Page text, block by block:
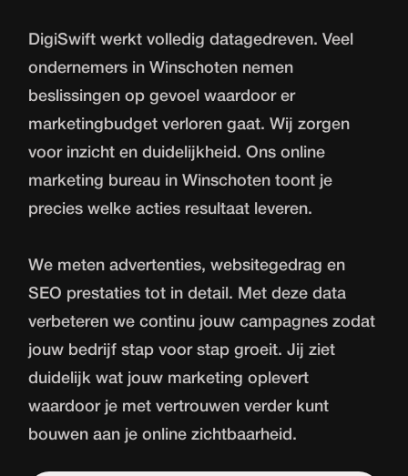
DigiSwift werkt volledig datagedreven. Veel
ondernemers in Winschoten nemen
beslissingen op gevoel waardoor er
marketingbudget verloren gaat. Wij zorgen
voor inzicht en duidelijkheid. Ons online
marketing bureau in Winschoten toont je
precies welke acties resultaat leveren.
We meten advertenties, websitegedrag en
SEO prestaties tot in detail. Met deze data
verbeteren we continu jouw campagnes zodat
jouw bedrijf stap voor stap groeit. Jij ziet
duidelijk wat jouw marketing oplevert
waardoor je met vertrouwen verder kunt
bouwen aan je online zichtbaarheid.